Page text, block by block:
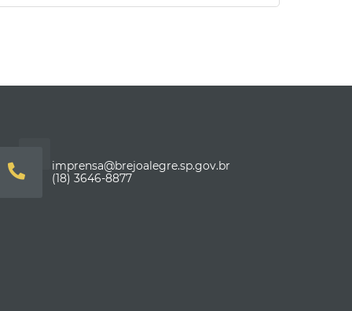
imprensa@brejoalegre.sp.gov.br
(18) 3646-8877